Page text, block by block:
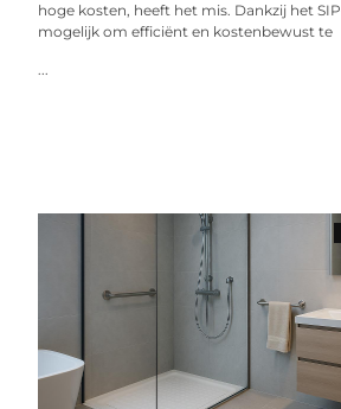
hoge kosten, heeft het mis. Dankzij het
mogelijk om efficiënt en kostenbewust te
...